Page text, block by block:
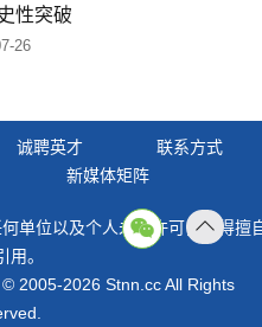
性突破
26
诚聘英才
联系方式
新媒体矩阵
单位以及个人未经许可，不得擅
用。
2005-2026 Stnn.cc All Rights
顶部